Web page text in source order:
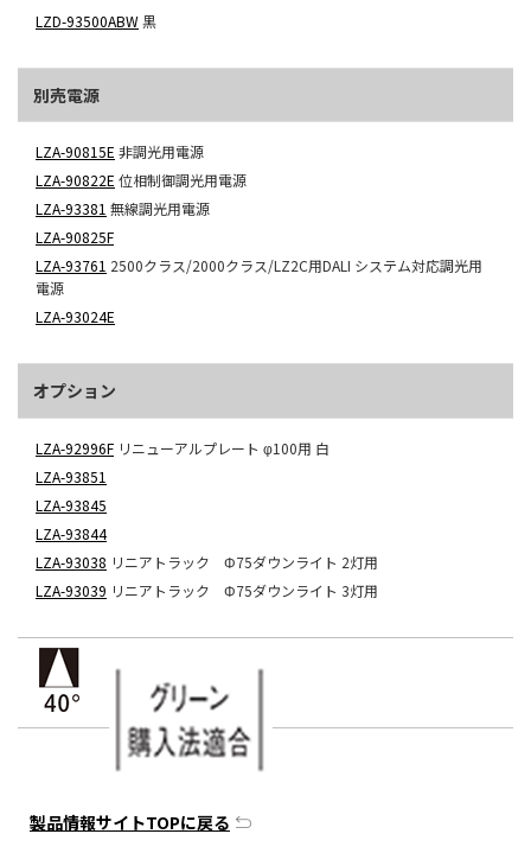
LZD-93500ABW黒
別売電源
LZA-90815E 非調光用電源
LZA-90822E 位相制御調光用電源
LZA-93381 無線調光用電源
LZA-90825F
LZA-93761 2500クラス/2000クラス/LZ2C用DALI システム対応調光用
電源
LZA-93024E
オプション
LZA-92996F リニューアルプレート φ100用 白
LZA-93851
LZA-93845
LZA-93844
LZA-93038 リニアトラック Φ75ダウンライト 2灯用
LZA-93039 リニアトラック Φ75ダウンライト 3灯用
製品情報サイトTOPに戻る